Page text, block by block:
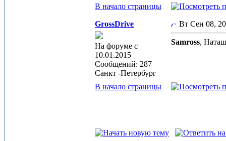
В начало страницы
GrossDrive
На форуме с
10.01.2015
Сообщений: 287
Санкт -Петербург
Вт Сен 08,
Samross,
В начало страницы